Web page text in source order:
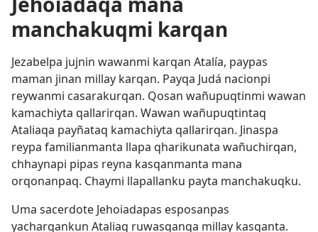
manchakuqmi karqan
Jezabelpa jujnin wawanmi karqan Atalía, paypas
maman jinan millay karqan. Payqa Judá nacionpi
reywanmi casarakurqan. Qosan wañupuqtinmi wawan
kamachiyta qallarirqan. Wawan wañupuqtintaq
Ataliaqa payñataq kamachiyta qallarirqan. Jinaspa
reypa familianmanta llapa qharikunata wañuchirqan,
chhaynapi pipas reyna kasqanmanta mana
orqonanpaq. Chaymi llapallanku payta manchakuqku.
Uma sacerdote Jehoiadapas esposanpas
yacharqankun Ataliaq ruwasqanqa millay kasqanta.